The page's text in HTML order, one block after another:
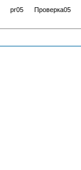
pr05 Проверка05